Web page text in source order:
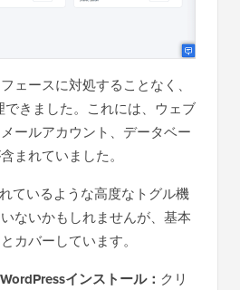
ェースに対処することなく、
できました。これには、ウェブ
ールアカウント、データベー
まれていました。
ているような高度なトグル機
ないかもしれませんが、基本
カバーしています。
インストール： クリ